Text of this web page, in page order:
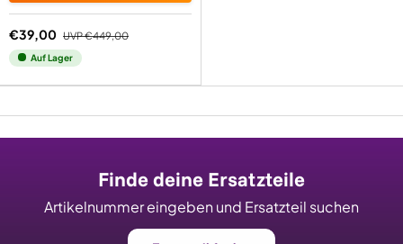
€39,00 UVP€449,00
Auf Lager
Finde deine Ersatzteile
Artikelnummer eingeben und Ersatzteil suchen